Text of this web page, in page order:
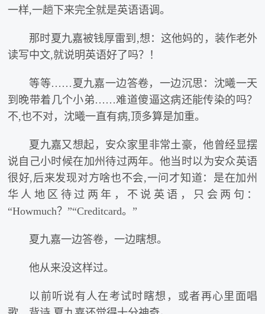
一样,一趟下来完全就是英语语调。
那时夏九嘉被钱厚雷到,想：这他妈的，装作老外
读写中文,就说明英语好了吗？！
等等……夏九嘉一边答卷，一边沉思：沈曦一天
到晚带着几个小弟……难道傻逼这病还能传染的吗？
不,也不对，沈曦一直有病,顶多算是加重。
夏九嘉又想起，安众家里非常土豪，他曾经显摆
说自己小时候在加州待过两年。他当时以为安众英语
很好,后来发现对方啥也不会,一问才知道：是在加州
华人地区待过两年，不说英语，只会两句：
“Howmuch？”“Creditcard。”
夏九嘉一边答卷，一边瞎想。
他从来没这样过。
以前听说有人在考试时瞎想，或者再心里面唱